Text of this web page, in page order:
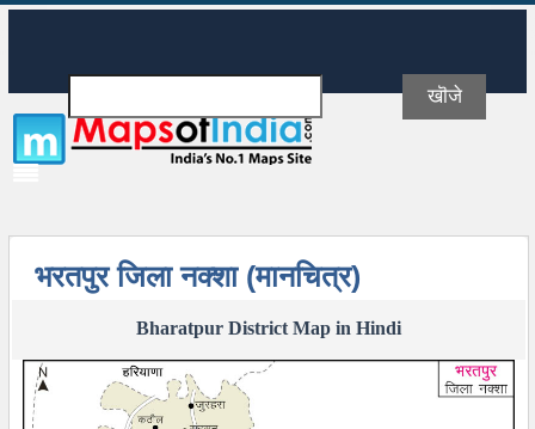
भरतपुर जिला नक्शा (मानचित्र)
Bharatpur District Map in Hindi